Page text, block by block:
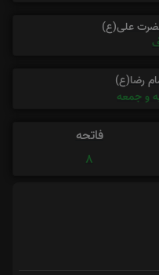
علی(ع)
رضا(ع)
و جمعه
فاتحه
8